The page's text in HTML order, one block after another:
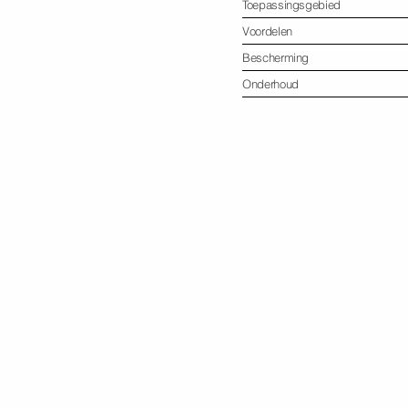
Toepassingsgebied
Voordelen
Bescherming
Onderhoud